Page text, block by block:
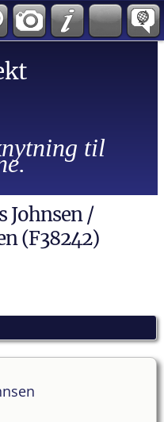
til
Johnsen /
(F38242)